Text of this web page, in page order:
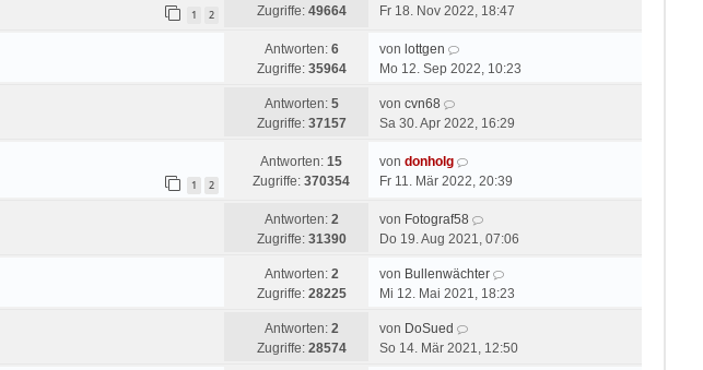
1 2
Zugriffe: 49664
Fr 18. Nov 2022, 18:47
Antworten: 6
Zugriffe: 35964
von lottgen
Mo 12. Sep 2022, 10:23
Antworten: 5
Zugriffe: 37157
von cvn68
Sa 30. Apr 2022, 16:29
1 2
Antworten:15
Zugriffe:370354
von donholg
Fr 11. Mär 2022, 20:39
Antworten: 2
Zugriffe: 31390
von Fotograf58
Do 19. Aug 2021, 07:06
Antworten: 2
Zugriffe: 28225
von Bullenwächter
Mi 12. Mai 2021, 18:23
Antworten: 2
Zugriffe: 28574
von DoSued
So 14. Mär 2021, 12:50